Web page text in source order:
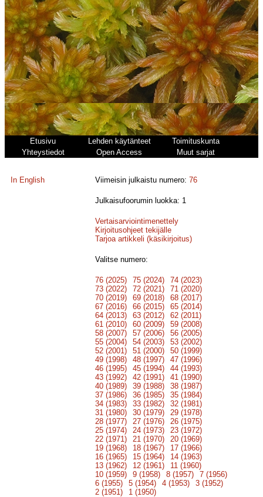
Etusivu Lehden käytänteet
Toimituskunta
Yhteystiedot
Open Access Muut sarjat
In English Viimeisin julkaistu numero:76
Julkaisufoorumin luokka: 1
Vertaisarviointimenettely
Kirjoitusohjeet tekijälle
Tarjoa artikkeli (käsikirjoitus)
Valitse numero:
76 (2025) 75 (2024)
74 (2023)
73 (2022)
72 (2021)
71 (2020)
70 (2019)
69 (2018)
68 (2017)
67 (2016)
66 (2015)
65 (2014)
64 (2013)
63 (2012)
62 (2011)
61 (2010)
60 (2009)
59 (2008)
58 (2007)
57 (2006)
56 (2005)
55 (2004)
54 (2003)
53 (2002)
52 (2001)
51 (2000)
50 (1999)
49 (1998)
48 (1997)
47 (1996)
46 (1995)
45 (1994)
44 (1993)
43 (1992)
42 (1991)
41 (1990)
40 (1989)
39 (1988)
38 (1987)
37 (1986)
36 (1985)
35 (1984)
34 (1983)
33 (1982)
32 (1981)
31 (1980)
30 (1979)
29 (1978)
28 (1977)
27 (1976)
26 (1975)
25 (1974)
24 (1973)
23 (1972)
22 (1971)
21 (1970)
20 (1969)
19 (1968)
18 (1967)
17 (1966)
16 (1965)
15 (1964)
14 (1963)
13 (1962)
12 (1961)
11 (1960)
10 (1959)
9 (1958) 8 (1957)
7 (1956)
6 (1955)
5 (1954) 4 (1953)
3 (1952)
2 (1951)
1 (1950)